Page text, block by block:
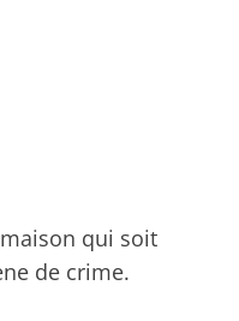
qui soit
de crime.